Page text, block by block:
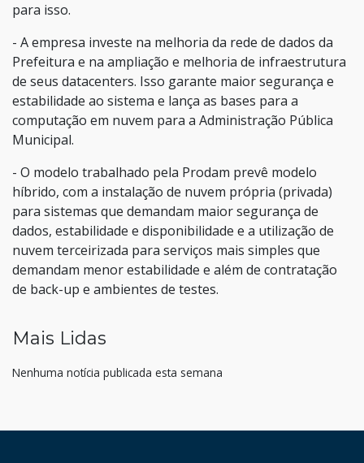
para isso.
- A empresa investe na melhoria da rede de dados da
Prefeitura e na ampliação e melhoria de infraestrutura
de seus datacenters. Isso garante maior segurança e
estabilidade ao sistema e lança as bases para a
computação em nuvem para a Administração Pública
Municipal.
- O modelo trabalhado pela Prodam prevê modelo
híbrido, com a instalação de nuvem própria (privada)
para sistemas que demandam maior segurança de
dados, estabilidade e disponibilidade e a utilização de
nuvem terceirizada para serviços mais simples que
demandam menor estabilidade e além de contratação
de back-up e ambientes de testes.
Mais Lidas
Nenhuma notícia publicada esta semana